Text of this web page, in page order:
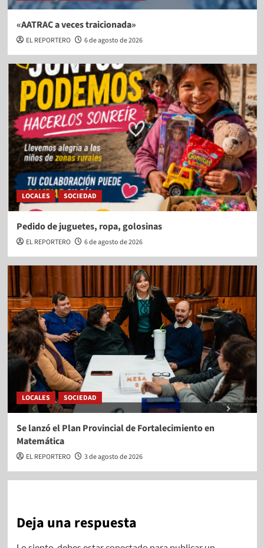
«AATRAC a veces traicionada»
EL REPORTERO 6 de agosto de 2026
LOCALES SOCIEDAD
Pedido de juguetes, ropa, golosinas
EL REPORTERO 6 de agosto de 2026
LOCALES SOCIEDAD
Se lanzó el Plan Provincial de Fortalecimiento en
Matemática
EL REPORTERO 3 de agosto de 2026
Deja una respuesta